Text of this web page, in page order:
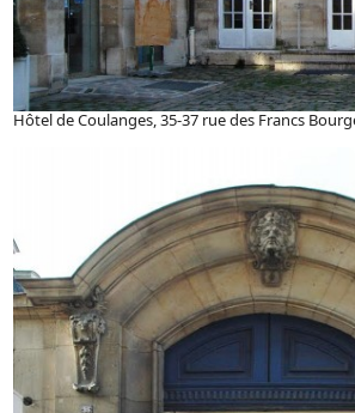
Hôtel de Coulanges, 35-37 rue des Francs